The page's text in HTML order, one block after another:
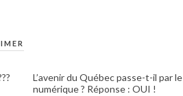
L’avenir du Québec passe-t-il par le
numérique ? Réponse : OUI !